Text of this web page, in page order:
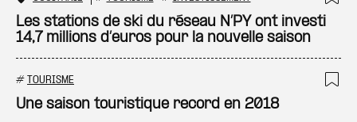
Les stations de ski du réseau N’PY ont investi
14,7 millions d’euros pour la nouvelle saison
# TOURISME
Une saison touristique record en 2018